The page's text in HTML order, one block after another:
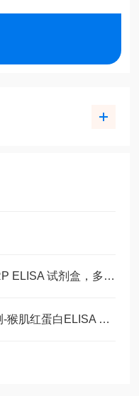
神经肽精准定量利器-人源 CGRP ELISA 试剂盒，多类型样本直接检测
猴心肌损伤早期诊断与动态监测-猴肌红蛋白ELISA 试剂盒